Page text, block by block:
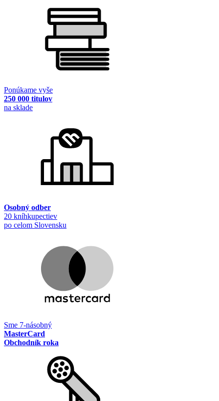
Ponúkame vyše
250 000 titulov
na sklade
Osobný odber
20 kníhkupectiev
po celom Slovensku
Sme 7-násobný
MasterCard
Obchodník roka